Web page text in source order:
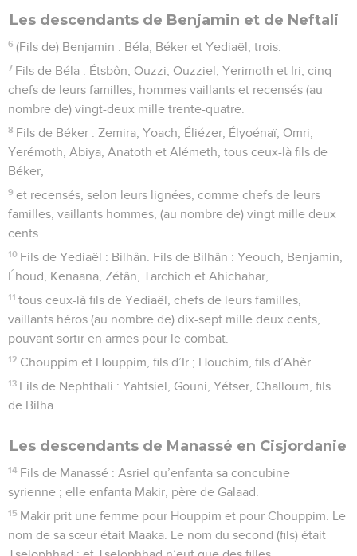
Les descendants de Benjamin et de Neftali
6 (Fils de) Benjamin : Béla, Béker et Yediaël, trois.
7 Fils de Béla : Étsbôn, Ouzzi, Ouzziel, Yerimoth et Iri, cinq
chefs de leurs familles, hommes vaillants et recensés (au
nombre de) vingt-deux mille trente-quatre.
8 Fils de Béker : Zemira, Yoach, Éliézer, Élyoénaï, Omri,
Yerémoth, Abiya, Anatoth et Alémeth, tous ceux-là fils de
Béker,
9 et recensés, selon leurs lignées, comme chefs de leurs
familles, vaillants hommes, (au nombre de) vingt mille deux
cents.
10 Fils de Yediaël : Bilhân. Fils de Bilhân : Yeouch, Benjamin,
Éhoud, Kenaana, Zétân, Tarchich et Ahichahar,
11 tous ceux-là fils de Yediaël, chefs de leurs familles,
vaillants héros (au nombre de) dix-sept mille deux cents,
pouvant sortir en armes pour le combat.
12 Chouppim et Houppim, fils d’Ir ; Houchim, fils d’Ahèr.
13 Fils de Nephthali : Yahtsiel, Gouni, Yétser, Challoum, fils
de Bilha.
Les descendants de Manassé en Cisjordanie
14 Fils de Manassé : Asriel qu’enfanta sa concubine
syrienne ; elle enfanta Makir, père de Galaad.
15 Makir prit une femme pour Houppim et pour Chouppim. Le
nom de sa sœur était Maaka. Le nom du second (fils) était